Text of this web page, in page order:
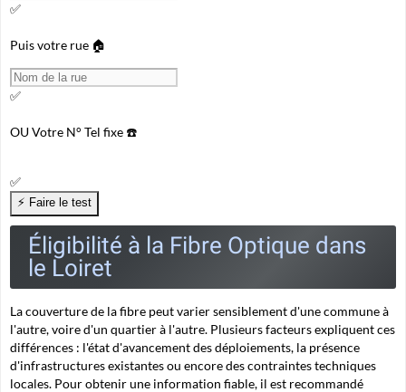
✅
Puis votre rue 🏠
✅
OUVotre N° Tel fixe ☎️
✅
Éligibilité à la Fibre Optique dans
le Loiret
La couverture de la fibre peut varier sensiblement d'une commune à
l'autre, voire d'un quartier à l'autre. Plusieurs facteurs expliquent ces
différences : l'état d'avancement des déploiements, la présence
d'infrastructures existantes ou encore des contraintes techniques
locales. Pour obtenir une information fiable, il est recommandé